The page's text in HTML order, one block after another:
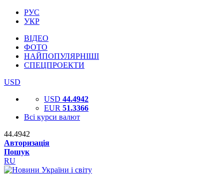
РУС
УКР
ВІДЕО
ФОТО
НАЙПОПУЛЯРНІШІ
СПЕЦПРОЕКТИ
USD
USD 44.4942
EUR 51.3366
Всі курси валют
44.4942
Авторизація
Пошук
RU